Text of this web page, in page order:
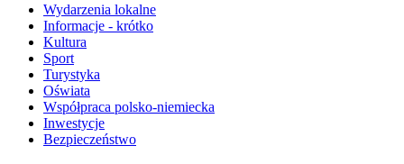
Wydarzenia lokalne
Informacje - krótko
Kultura
Sport
Turystyka
Oświata
Współpraca polsko-niemiecka
Inwestycje
Bezpieczeństwo